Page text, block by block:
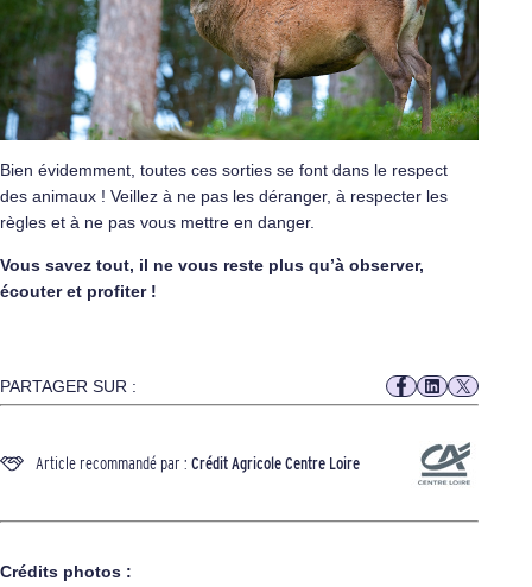
Bien évidemment, toutes ces sorties se font dans le respect
des animaux ! Veillez à ne pas les déranger, à respecter les
règles et à ne pas vous mettre en danger.
Vous savez tout, il ne vous reste plus qu’à observer,
écouter et profiter !
PARTAGER SUR :
Article recommandé par : Crédit Agricole Centre Loire
Crédits photos :